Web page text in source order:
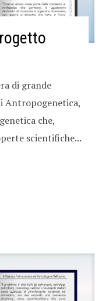
di grande
che,
scientifiche...